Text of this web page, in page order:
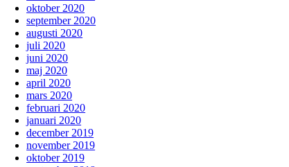
oktober 2020
september 2020
augusti 2020
juli 2020
juni 2020
maj 2020
april 2020
mars 2020
februari 2020
januari 2020
december 2019
november 2019
oktober 2019